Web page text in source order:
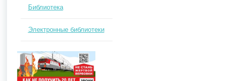
Библиотека
Электронные библиотеки